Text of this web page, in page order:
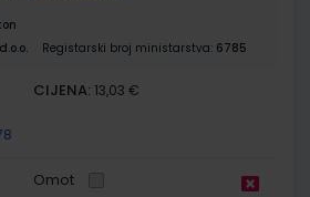
Registarski broj ministarstva: 6785
CIJENA: 13,03 €
Omot